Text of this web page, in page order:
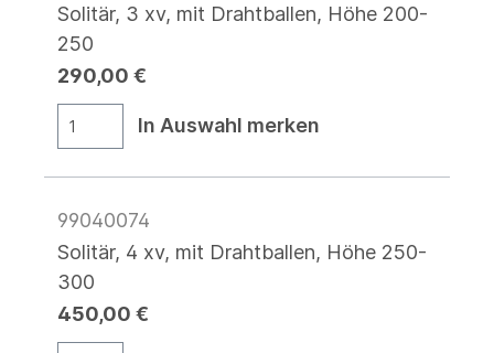
Solitär, 3 xv, mit Drahtballen, Höhe 200-
250
290,00 €
In Auswahl merken
99040074
Solitär, 4 xv, mit Drahtballen, Höhe 250-
300
450,00 €